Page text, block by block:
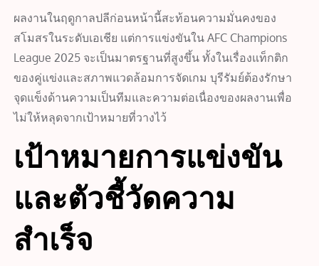
ผลงานในฤดูกาลปลีก่อนหน้านี้สะท้อนความมั่นคงของ
สโมสรในระดับเอเชีย แต่การแข่งขันใน AFC Champions
League 2025 จะเป็นมาตรฐานที่สูงขึ้น ทั้งในเรื่องแท็กติก
ของคู่แข่งและสภาพแวดล้อมการจัดเกม บุรีรัมย์ต้องรักษา
จุดแข็งด้านความเป็นทีมและความต่อเนื่องของผลงานเพื่อ
ไม่ให้หลุดจากเป้าหมายที่วางไว้
เป้าหมายการแข่งขัน
และตัวชี้วัดความ
สำเร็จ